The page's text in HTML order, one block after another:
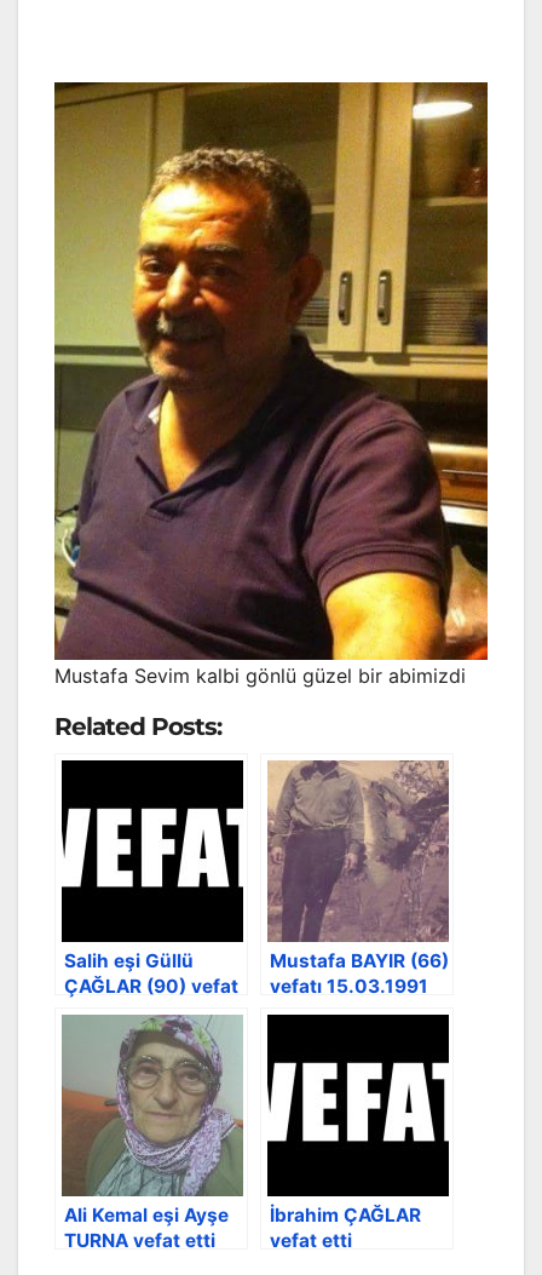
Mustafa Sevim kalbi gönlü güzel bir abimizdi
Related Posts:
Salih eşi Güllü
ÇAĞLAR (90) vefat
etti
Mustafa BAYIR (66)
vefatı 15.03.1991
Ali Kemal eşi Ayşe
TURNA vefat etti
İbrahim ÇAĞLAR
vefat etti